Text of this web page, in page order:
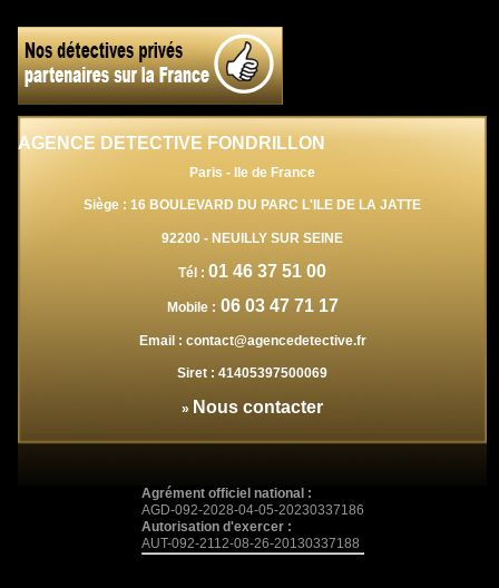
AGENCE DETECTIVE FONDRILLON
Paris - Ile de France
Siège : 16 BOULEVARD DU PARC L'ILE DE LA JATTE
92200 -NEUILLY SUR SEINE
Tél : 01 46 37 51 00
Mobile : 06 03 47 71 17
Email : contact@agencedetective.fr
Siret : 41405397500069
» Nous contacter
Agrément officiel national :
AGD-092-2028-04-05-20230337186
Autorisation d'exercer :
AUT-092-2112-08-26-20130337188